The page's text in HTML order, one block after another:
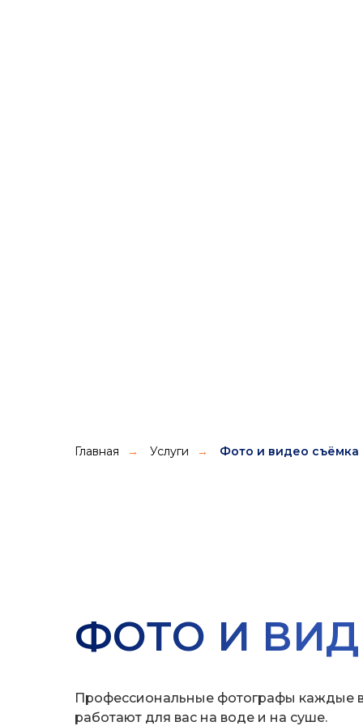
Главная → Услуги → Фото и видео съёмка
ФОТО И
Профессиональные фотографы каждые
работают для вас на воде и на суше.